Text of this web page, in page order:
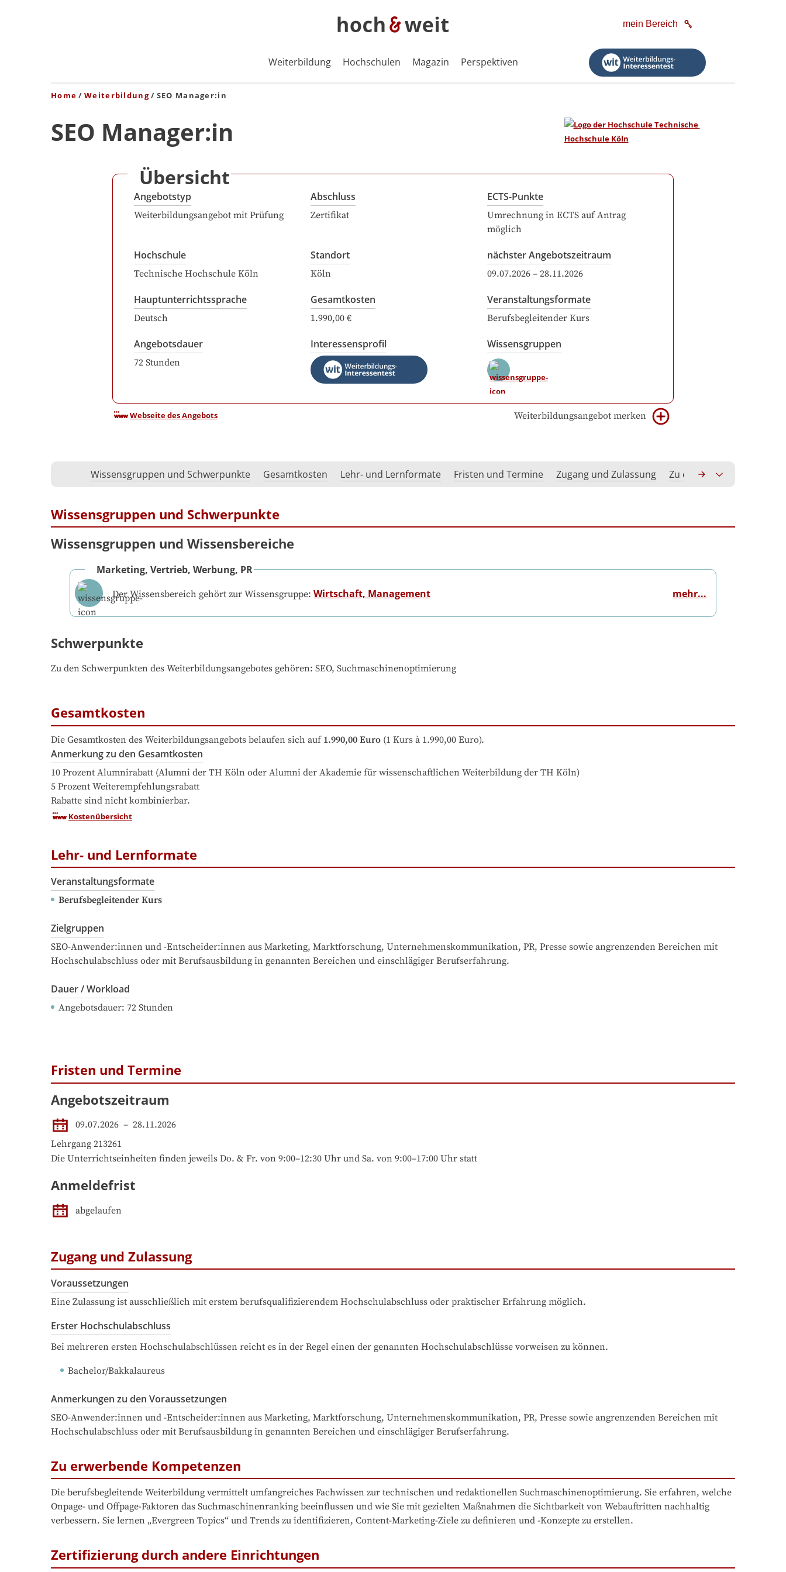
mein Bereich
Weiterbildung Hochschulen Magazin Perspektiven
Home Weiterbildung SEO Manager:in
SEO Manager:in
Übersicht
Angebotstyp
Weiterbildungsangebot mit Prüfung
Abschluss
Zertifikat
ECTS-Punkte
Umrechnung in ECTS auf Antrag
möglich
Hochschule
Technische Hochschule Köln
Standort
Köln
nächster Angebotszeitraum
09.07.2026 – 28.11.2026
Hauptunterrichtssprache
Deutsch
Gesamtkosten
1.990,00 €
Veranstaltungsformate
Berufsbegleitender Kurs
Angebotsdauer
72 Stunden
Interessensprofil Wissensgruppen
Webseite des Angebots Weiterbildungsangebot merken
Wissensgruppen und Schwerpunkte Gesamtkosten Lehr- und Lernformate Fristen und Termine Zugang und Zulassung Zu erwerbende
Wissensgruppen und Schwerpunkte
Wissensgruppen und Wissensbereiche
Marketing, Vertrieb, Werbung, PR
Der Wissensbereich gehört zur Wissensgruppe: Wirtschaft, Management mehr...
Schwerpunkte
Zu den Schwerpunkten des Weiterbildungsangebotes gehören: SEO, Suchmaschinenoptimierung
Gesamtkosten
Die Gesamtkosten des Weiterbildungsangebots belaufen sich auf 1.990,00 Euro (1 Kurs à 1.990,00 Euro).
Anmerkung zu den Gesamtkosten
10 Prozent Alumnirabatt (Alumni der TH Köln oder Alumni der Akademie für wissenschaftlichen Weiterbildung der TH Köln)
5 Prozent Weiterempfehlungsrabatt
Rabatte sind nicht kombinierbar.
Kostenübersicht
Lehr- und Lernformate
Veranstaltungsformate
Berufsbegleitender Kurs
Zielgruppen
SEO-Anwender:innen und -Entscheider:innen aus Marketing, Marktforschung, Unternehmenskommunikation, PR, Presse sowie angrenzenden Bereichen mit
Hochschulabschluss oder mit Berufsausbildung in genannten Bereichen und einschlägiger Berufserfahrung.
Dauer / Workload
Angebotsdauer: 72 Stunden
Fristen und Termine
Angebotszeitraum
09.07.2026 – 28.11.2026
Lehrgang 213261
Die Unterrichtseinheiten finden jeweils Do. & Fr. von 9:00–12:30 Uhr und Sa. von 9:00–17:00 Uhr statt
Anmeldefrist
abgelaufen
Zugang und Zulassung
Voraussetzungen
Eine Zulassung ist ausschließlich mit erstem berufsqualifizierendem Hochschulabschluss oder praktischer Erfahrung möglich.
Erster Hochschulabschluss
Bei mehreren ersten Hochschulabschlüssen reicht es in der Regel einen der genannten Hochschulabschlüsse vorweisen zu können.
Bachelor/Bakkalaureus
Anmerkungen zu den Voraussetzungen
SEO-Anwender:innen und -Entscheider:innen aus Marketing, Marktforschung, Unternehmenskommunikation, PR, Presse sowie angrenzenden Bereichen mit
Hochschulabschluss oder mit Berufsausbildung in genannten Bereichen und einschlägiger Berufserfahrung.
Zu erwerbende Kompetenzen
Die berufsbegleitende Weiterbildung vermittelt umfangreiches Fachwissen zur technischen und redaktionellen Suchmaschinenoptimierung. Sie erfahren, welche
Onpage- und Offpage-Faktoren das Suchmaschinenranking ­beeinflussen und wie Sie mit gezielten Maßnahmen die Sichtbarkeit von Webauftritten nachhaltig
verbessern. Sie lernen „Evergreen Topics“ und Trends zu identifizieren, Content-Marketing-Ziele zu definieren und -Konzepte zu erstellen.
Zertifizierung durch andere Einrichtungen